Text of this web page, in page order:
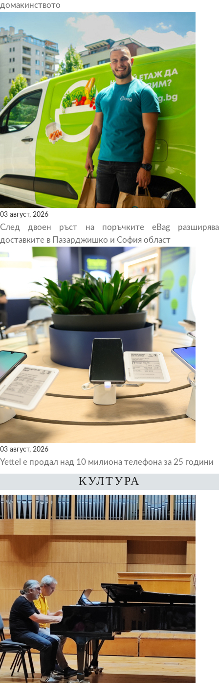
домакинството
03 август, 2026
След двоен ръст на поръчките eBag разширява
доставките в Пазарджишко и София област
03 август, 2026
Yettel е продал над 10 милиона телефона за 25 години
КУЛТУРА